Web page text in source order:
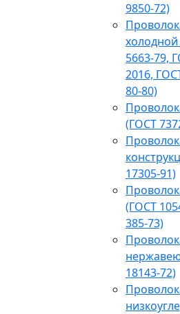
9850-72)
5663-79,
2016,
80-80)
(ГОСТ
17305-91)
(ГОСТ
385-73)
18143-72)